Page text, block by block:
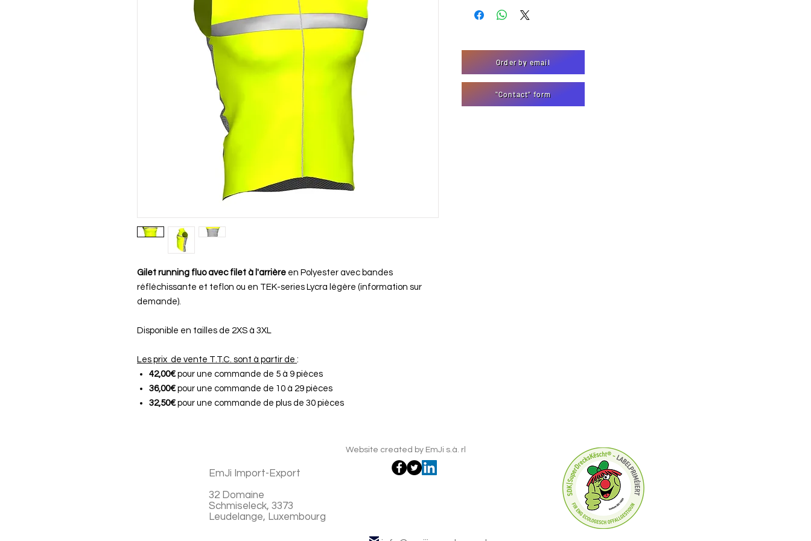
Gilet running fluo avec filet à l'arrière en Polyester avec bandes
réfléchissante et teflon ou en TEK-series Lycra légère (information sur
demande).
Disponible en tailles de 2XS à 3XL
Les prix de vente T.T.C. sont à partir de :
42,00€ pour une commande de 5 à 9 pièces
36,00€ pour une commande de 10 à 29 pièces
32,50€ pour une commande de plus de 30 pièces
Order by email
"Contact" form
EmJi Import-Export
32 Domaine
Schmiseleck, 3373
Leudelange, Luxembourg
Website created by EmJi s.à. rl